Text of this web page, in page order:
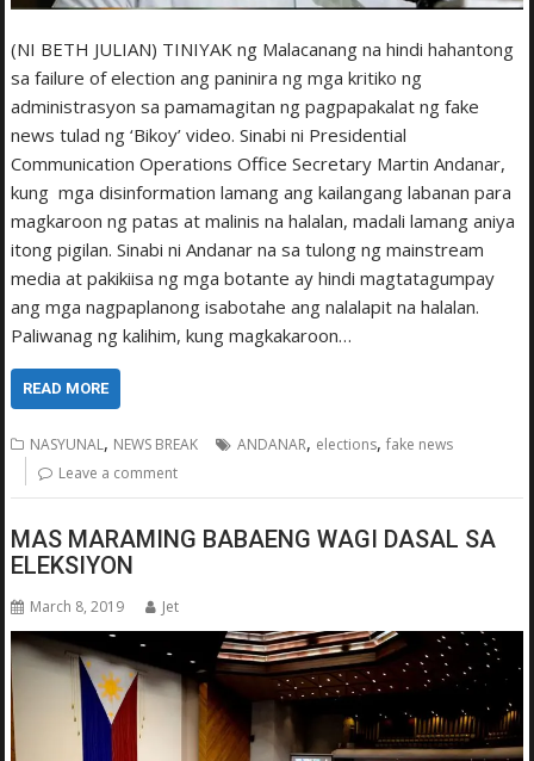
(NI BETH JULIAN) TINIYAK ng Malacanang na hindi hahantong
sa failure of election ang paninira ng mga kritiko ng
administrasyon sa pamamagitan ng pagpapakalat ng fake
news tulad ng ‘Bikoy’ video. Sinabi ni Presidential
Communication Operations Office Secretary Martin Andanar,
kung mga disinformation lamang ang kailangang labanan para
magkaroon ng patas at malinis na halalan, madali lamang aniya
itong pigilan. Sinabi ni Andanar na sa tulong ng mainstream
media at pakikiisa ng mga botante ay hindi magtatagumpay
ang mga nagpaplanong isabotahe ang nalalapit na halalan.
Paliwanag ng kalihim, kung magkakaroon…
READ MORE
NASYUNAL, NEWS BREAK ANDANAR, elections,fake news
Leave a comment
MAS MARAMING BABAENG WAGI DASAL SA
ELEKSIYON
March 8, 2019 Jet